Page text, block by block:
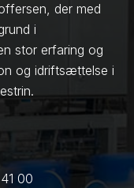
der med
i
stor erfaring og
og idriftsættelse i
00